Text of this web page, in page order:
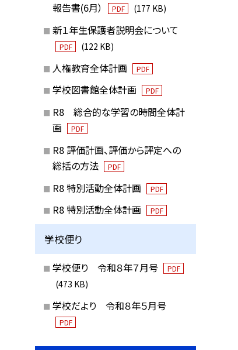
報告書(6月）
PDF (177 KB)
新１年生保護者説明会について
PDF (122 KB)
人権教育全体計画 PDF
学校図書館全体計画 PDF
R8 総合的な学習の時間全体計
画
PDF
R8 評価計画、評価から評定への
総括の方法
PDF
R8 特別活動全体計画 PDF
R8 特別活動全体計画 PDF
学校便り
学校便り 令和８年７月号 PDF
(473 KB)
学校だより 令和８年５月号
PDF